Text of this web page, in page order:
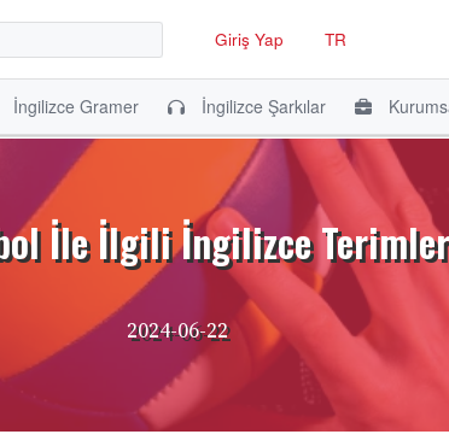
Giriş Yap TR
İngilizce Gramer İngilizce Şarkılar
İle İlgili İngilizce Terimler
2024-06-22